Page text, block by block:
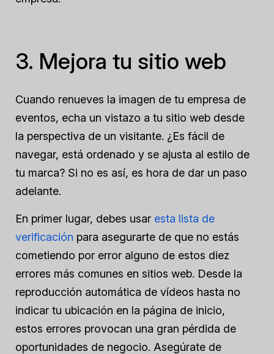
3. Mejora tu sitio web
Cuando renueves la imagen de tu empresa de
eventos, echa un vistazo a tu sitio web desde
la perspectiva de un visitante. ¿Es fácil de
navegar, está ordenado y se ajusta al estilo de
tu marca? Si no es así, es hora de dar un paso
adelante.
En primer lugar, debes usar esta lista de
verificación para asegurarte de que no estás
cometiendo por error alguno de estos diez
errores más comunes en sitios web. Desde la
reproducción automática de vídeos hasta no
indicar tu ubicación en la página de inicio,
estos errores provocan una gran pérdida de
oportunidades de negocio. Asegúrate de